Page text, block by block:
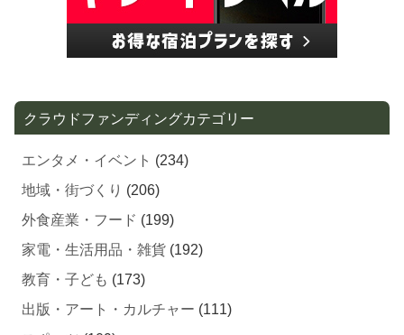
クラウドファンディングカテゴリー
エンタメ・イベント (234)
地域・街づくり (206)
外食産業・フード (199)
家電・生活用品・雑貨 (192)
教育・子ども (173)
出版・アート・カルチャー (111)